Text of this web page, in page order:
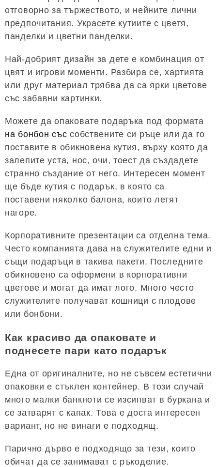
отговорно за тържеството, и нейните лични
предпочитания. Украсете кутиите с цветя,
панделки и цветни панделки.
Най-добрият дизайн за дете е комбинация от
цвят и игрови моменти. Разбира се, хартията
или друг материал трябва да са ярки цветове
със забавни картинки.
Можете да опаковате подаръка под формата
на бонбон със собствените си ръце или да го
поставите в обикновена кутия, върху която да
залепите уста, нос, очи, тоест да създадете
странно създание от него. Интересен момент
ще бъде кутия с подарък, в която са
поставени няколко балона, които летят
нагоре.
Корпоративните презентации са отделна тема.
Често компанията дава на служителите едни и
същи подаръци в такива пакети. Последните
обикновено са оформени в корпоративни
цветове и могат да имат лого. Много често
служителите получават кошници с плодове
или бонбони.
Как красиво да опаковате и
поднесете пари като подарък
Една от оригиналните, но не съвсем естетични
опаковки е стъклен контейнер. В този случай
много малки банкноти се изсипват в буркана и
се затварят с капак. Това е доста интересен
вариант, но не винаги е подходящ.
Парично дърво е подходящо за тези, които
обичат да се занимават с ръкоделие.